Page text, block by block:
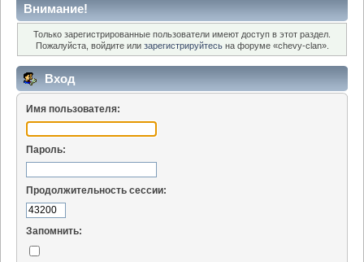
Внимание!
Только зарегистрированные пользователи имеют доступ в этот раздел.
Пожалуйста, войдите или зарегистрируйтесьна форуме «chevy-clan».
Вход
Имя пользователя:
Пароль:
Продолжительность сессии:
Запомнить: